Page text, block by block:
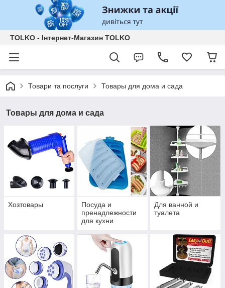
TOLKO - Інтернет-Магазин TOLKO
Товари та послуги Товары для дома и сада
Товары для дома и сада
Хозтовары
Посуда и
пренадлежности
для кухни
Для ванной и
туалета